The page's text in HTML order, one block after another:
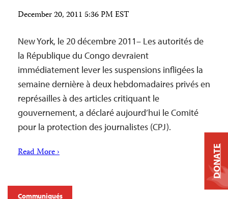
December 20, 2011 5:36 PM EST
New York, le 20 décembre 2011– Les autorités de
la République du Congo devraient
immédiatement lever les suspensions infligées la
semaine dernière à deux hebdomadaires privés en
représailles à des articles critiquant le
gouvernement, a déclaré aujourd’hui le Comité
pour la protection des journalistes (CPJ).
Read More ›
Communiqués
DONATE